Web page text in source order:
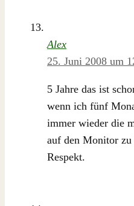
Alex
25. Juni 2008 um
5 Jahre das ist
wenn ich fünf
immer wieder die
auf den Monitor
Respekt.